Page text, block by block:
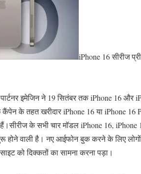
iPhone 16 सीरीज
इमेजिन ने 19 सितंबर तक iPhone 16 और
के तहत खरीदार iPhone 16 या iPhone
के सभी चार मॉडल iPhone 16,
होने वाली है। नए आईफोन बुक करने के लिए
को दिक्कतों का सामना करना पड़ा।